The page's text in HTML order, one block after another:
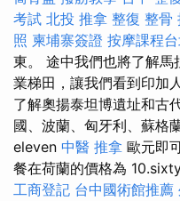
考試 北投 推拿 整復 整骨
照 柬埔寨簽證 按摩課程
東。 途中我們也將了解馬
業梯田，讓我們看到印加
了解奧揚泰坦博遺址和古
國、波蘭、匈牙利、蘇格
eleven 中醫 推拿 歐元即
餐在荷蘭的價格為
工商登記 台中國術館推薦